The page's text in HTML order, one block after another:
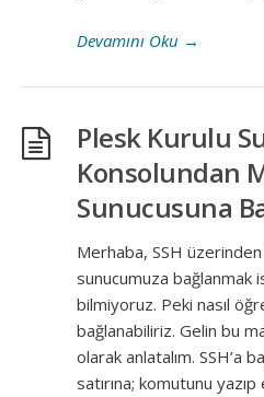
Devamını Oku →
Plesk Kurulu
Konsolundan
Sunucusuna
Merhaba, SSH
sunucumuza bağlanmak
bilmiyoruz. Peki nasıl
bağlanabiliriz. Gelin bu
olarak anlatalım. SSH’a
satırına; komutunu